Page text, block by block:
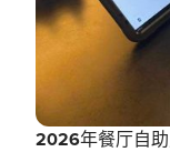
2026年餐厅自